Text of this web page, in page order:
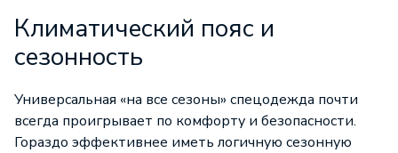
Климатический пояс и
сезонность
Универсальная «на все сезоны» спецодежда почти
всегда проигрывает по комфорту и безопасности.
Гораздо эффективнее иметь логичную сезонную